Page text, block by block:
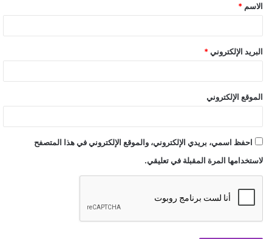
*
الاسم *
البريد الإلكتروني *
الموقع الإلكتروني
احفظ اسمي، بريدي الإلكتروني، والموقع الإلكتروني في هذا المتصفح
لاستخدامها المرة المقبلة في تعليقي.